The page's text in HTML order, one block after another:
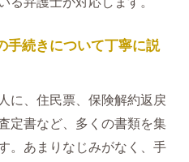
手続きについて丁寧に説
に、住民票、保険解約返戻
定書など、多くの書類を集
。あまりなじみがなく、手